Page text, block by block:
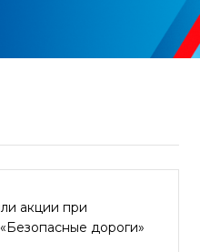
акции при
дороги»